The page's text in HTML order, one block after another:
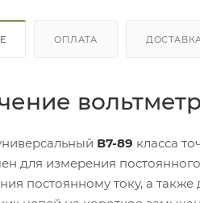
ОПЛАТА
В7-89 класса
для измерения
постоянному току, а